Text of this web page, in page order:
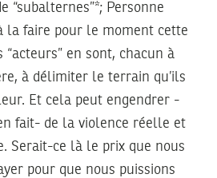
“subalternes”*; Personne
la faire pour le moment cette
“acteurs” en sont, chacun à
à délimiter le terrain qu’ils
Et cela peut engendrer -
fait- de la violence réelle et
Serait-ce là le prix que nous
pour que nous puissions